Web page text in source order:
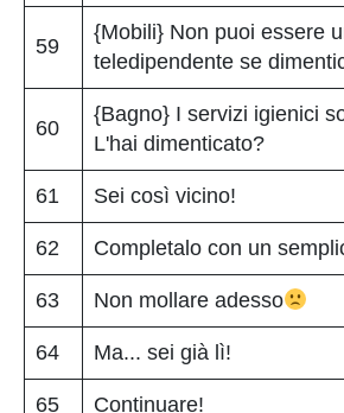
59
{Mobili} Non puoi essere
teledipendente se
60
{Bagno} I servizi igienici
L'hai dimenticato?
61 Sei così vicino!
62 Completalo con un
63 Non mollare adesso
64 Ma... sei già lì!
65 Continuare!